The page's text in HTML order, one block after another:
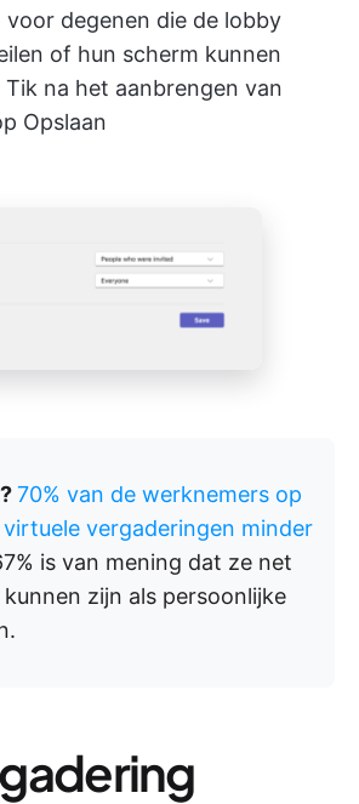
degenen die de lobby
of hun scherm kunnen
na het aanbrengen van
Opslaan
70% van de werknemers op
vergaderingen minder
is van mening dat ze net
zijn als persoonlijke